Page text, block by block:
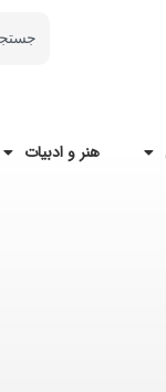
هنر و ادبیات